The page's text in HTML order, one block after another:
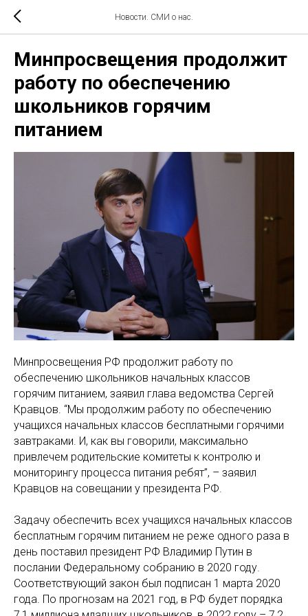
Новости. СМИ о нас.
Минпросвещения продолжит
работу по обеспечению
школьников горячим
питанием
Минпросвещения РФ продолжит работу по
обеспечению школьников начальных классов
горячим питанием, заявил глава ведомства Сергей
Кравцов. “Мы продолжим работу по обеспечению
учащихся начальных классов бесплатными горячими
завтраками. И, как вы говорили, максимально
привлечем родительские комитеты к контролю и
мониторингу процесса питания ребят”, – заявил
Кравцов на совещании у президента РФ.
Задачу обеспечить всех учащихся начальных классов
бесплатным горячим питанием не реже одного раза в
день поставил президент РФ Владимир Путин в
послании Федеральному собранию в 2020 году.
Соответствующий закон был подписан 1 марта 2020
года. По прогнозам на 2021 год, в РФ будет порядка